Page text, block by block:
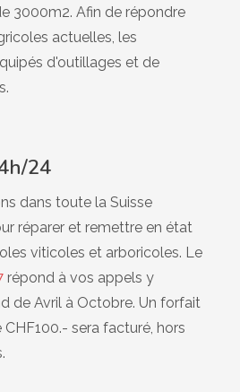
3000m2. Afin de répondre
actuelles, les
d'outillages et de
24
dans toute la Suisse
réparer et remettre en état
viticoles et arboricoles. Le
répond à vos appels y
de Avril à Octobre. Un forfait
sera facturé, hors